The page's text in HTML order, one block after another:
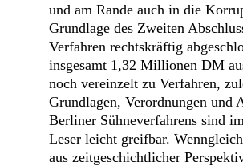
und am Rande auch in die
Grundlage des Zweiten
Verfahren rechtskräftig
insgesamt 1,32 Millionen DM
noch vereinzelt zu Verfahren,
Grundlagen, Verordnungen und
Berliner Sühneverfahrens sind
Leser leicht greifbar.
aus zeitgeschichtlicher